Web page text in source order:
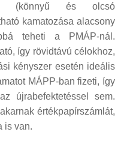
(könnyű és olcsó
kamatozása alacsony
teheti a PMÁP-nál.
így rövidtávú célokhoz,
kényszer esetén ideális
MÁPP-ban fizeti, így
újrabefektetéssel sem.
értékpapírszámlát,
is van.